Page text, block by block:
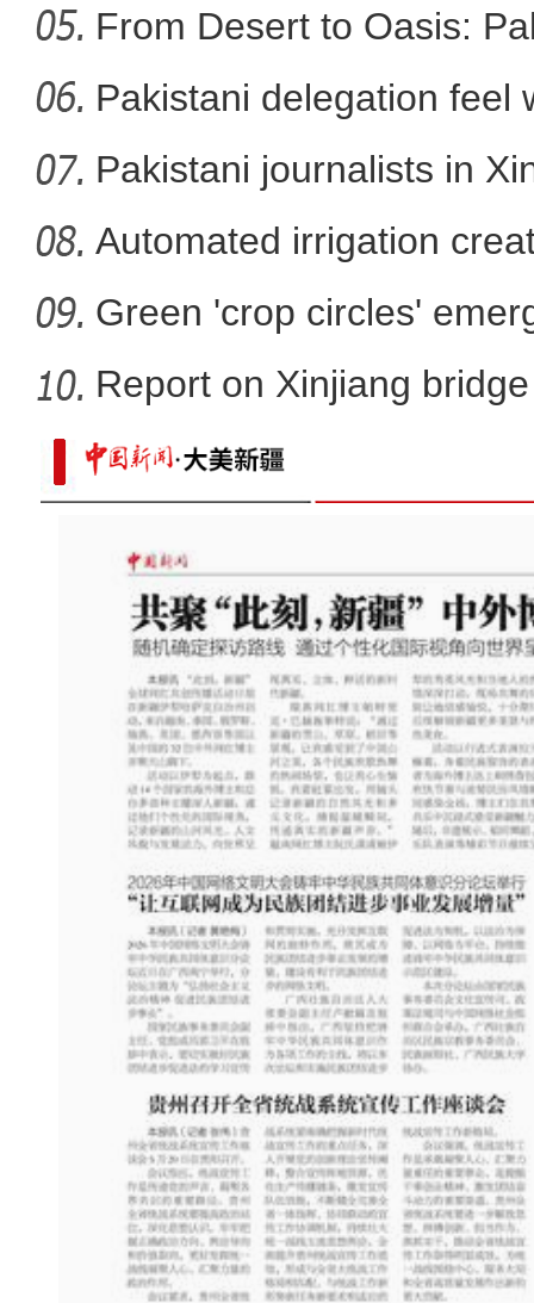
第二届中国新疆民间艺术季
万余台现代农机亮相新疆国
From Desert to Oasis:
Pakistani delegation feel
developm
Pakistani journalists in
Automated irrigation
Green 'crop circles'
Report on Xinjiang
sa